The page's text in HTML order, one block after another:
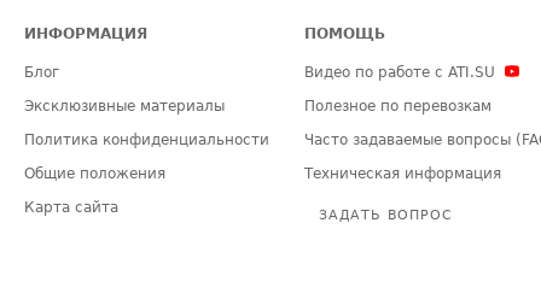
ИНФОРМАЦИЯ
Блог
Эксклюзивные материалы
Политика конфиденциальности
Общие положения
Карта сайта
ПОМОЩЬ
Видео по работе с ATI.SU
Полезное по перевозкам
Часто задаваемые вопросы
Техническая информация
ЗАДАТЬ ВОПРОС